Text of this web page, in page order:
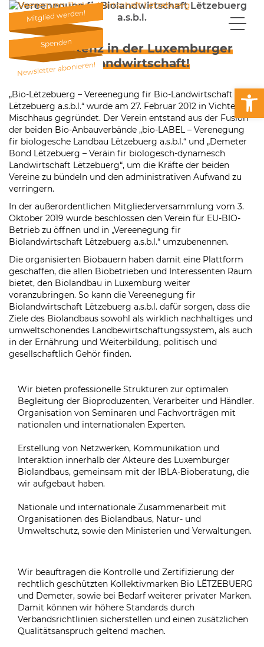
Mitglied werden!
Mitglied werden!
Spenden
Spenden
Newsletter abonieren!
Newsletter abonieren!
Vereenegung fir Biolandwirtschaft Lëtzebuerg
a.s.b.l.
Kompetenz in der Luxemburger
Biolandwirtschaft!
„Bio-Lëtzebuerg – Vereenegung fir Bio-Landwirtschaft
Lëtzebuerg a.s.b.l.“ wurde am 27. Februar 2012 in Vichten im
Mischhaus gegründet. Der Verein entstand aus der Fusion
der beiden Bio-Anbauverbände „bio-LABEL – Verenegung
fir biologesche Landbau Lëtzebuerg a.s.b.l.“ und „Demeter
Bond Lëtzebuerg – Veräin fir biologesch-dynamesch
Landwirtschaft Lëtzebuerg“, um die Kräfte der beiden
Vereine zu bündeln und den administrativen Aufwand zu
verringern.
In der außerordentlichen Mitgliederversammlung vom 3.
Oktober 2019 wurde beschlossen den Verein für EU-BIO-
Betrieb zu öffnen und in „Vereenegung fir
Biolandwirtschaft Lëtzebuerg a.s.b.l.“ umzubenennen.
Die organisierten Biobauern haben damit eine Plattform
geschaffen, die allen Biobetrieben und Interessenten Raum
bietet, den Biolandbau in Luxemburg weiter
voranzubringen. So kann die Vereenegung fir
Biolandwirtschaft Lëtzebuerg a.s.b.l. dafür sorgen, dass die
Ziele des Biolandbaus sowohl als wirklich nachhaltiges und
umweltschonendes Landbewirtschaftungssystem, als auch
in der Ernährung und Weiterbildung, politisch und
gesellschaftlich Gehör finden.
Wir bieten professionelle Strukturen zur optimalen
Begleitung der Bioproduzenten, Verarbeiter und Händler.
Organisation von Seminaren und Fachvorträgen mit
nationalen und internationalen Experten.
Erstellung von Netzwerken, Kommunikation und
Interaktion innerhalb der Akteure des Luxemburger
Biolandbaus, gemeinsam mit der IBLA-Bioberatung, die
wir aufgebaut haben.
Nationale und internationale Zusammenarbeit mit
Organisationen des Biolandbaus, Natur- und
Umweltschutz, sowie den Ministerien und Verwaltungen.
Wir beauftragen die Kontrolle und Zertifizierung der
rechtlich geschützten Kollektivmarken Bio LËTZEBUERG
und Demeter, sowie bei Bedarf weiterer privater Marken.
Damit können wir höhere Standards durch
Verbandsrichtlinien sicherstellen und einen zusätzlichen
Qualitätsanspruch geltend machen.